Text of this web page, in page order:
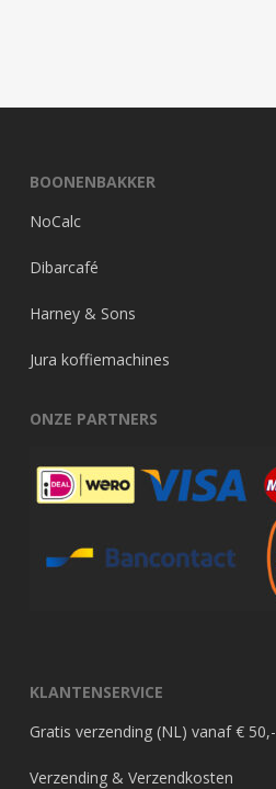
BOONENBAKKER
NoCalc
Dibarcafé
Harney & Sons
Jura koffiemachines
ONZE PARTNERS
KLANTENSERVICE
Gratis verzending (NL) vanaf € 50,-
Verzending & Verzendkosten